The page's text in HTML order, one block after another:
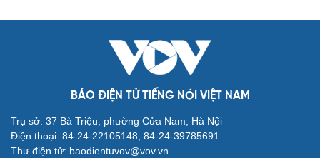
BÁO ĐIỆN TỬ TIẾNG NÓI VIỆT NAM
Trụ sở: 37 Bà Triệu, phường Cửa Nam, Hà Nội
Điện thoại: 84-24-22105148, 84-24-39785691
Thư điện tử: baodientuvov@vov.vn